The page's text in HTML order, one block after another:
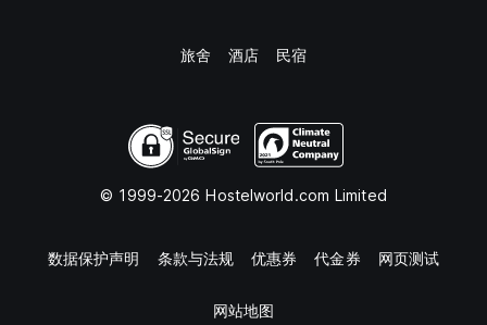
旅舍 酒店 民宿
© 1999-2026 Hostelworld.com Limited
数据保护声明 条款与法规 优惠券 代金券 网页测试
网站地图